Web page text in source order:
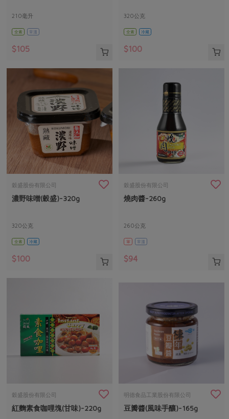
居家好物
美妝保養
家庭清潔
日用品
防災用品
最新產品
素食專區
醬料
湯品．鍋物
漬物
涼拌沙拉
主題食譜
異國料理
年菜食譜
節慶大餐
主婦聯盟X樂齡網特約優惠案
30%rPET紅烏龍茶
2024農業發展計畫年度報告
更多議題活動
把最好的台灣味帶回家！
廢核運動 能源議題
更多議題
生活者e週報
綠主張月刊
檢驗報告
社員權益
合作社法規
社務專區
選舉專區
最新消息
媒體報導
下載專區
地區活動
社務會議 地區活動
210毫升
全素 常溫
$105
320公克
全素 冷藏
$100
穀盛股份有限公司
濃野味噌(穀盛)-320g
320公克
全素 冷藏
$100
穀盛股份有限公司
燒肉醬-260g
260公克
葷 常溫
$94
穀盛股份有限公司
紅麴素食咖哩塊(甘味)-220g
明德食品工業股份有限公司
豆瓣醬(風味手釀)-165g